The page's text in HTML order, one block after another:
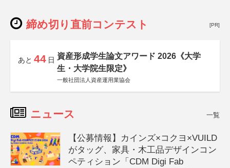
締め切り直前コンテスト [PR]
あと 44 日 資産形成学生論文アワード 2026《大学
生・大学院生限定》
一般社団法人資産運用業協会
ニュース 一覧
【公募情報】カインズ×コクヨ×VUILD
がタッグ、家具・木工品デザインコン
ペティション「CDM Digi Fab